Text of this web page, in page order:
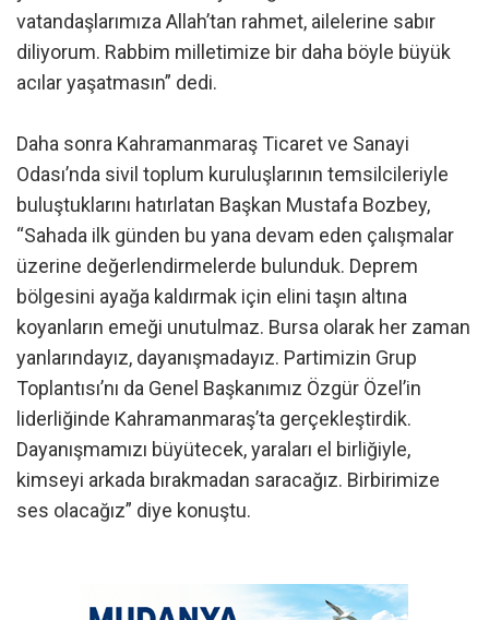
vatandaşlarımıza Allah’tan rahmet, ailelerine sabır
diliyorum. Rabbim milletimize bir daha böyle büyük
acılar yaşatmasın” dedi.
Daha sonra Kahramanmaraş Ticaret ve Sanayi
Odası’nda sivil toplum kuruluşlarının temsilcileriyle
buluştuklarını hatırlatan Başkan Mustafa Bozbey,
“Sahada ilk günden bu yana devam eden çalışmalar
üzerine değerlendirmelerde bulunduk. Deprem
bölgesini ayağa kaldırmak için elini taşın altına
koyanların emeği unutulmaz. Bursa olarak her zaman
yanlarındayız, dayanışmadayız. Partimizin Grup
Toplantısı’nı da Genel Başkanımız Özgür Özel’in
liderliğinde Kahramanmaraş’ta gerçekleştirdik.
Dayanışmamızı büyütecek, yaraları el birliğiyle,
kimseyi arkada bırakmadan saracağız. Birbirimize
ses olacağız” diye konuştu.